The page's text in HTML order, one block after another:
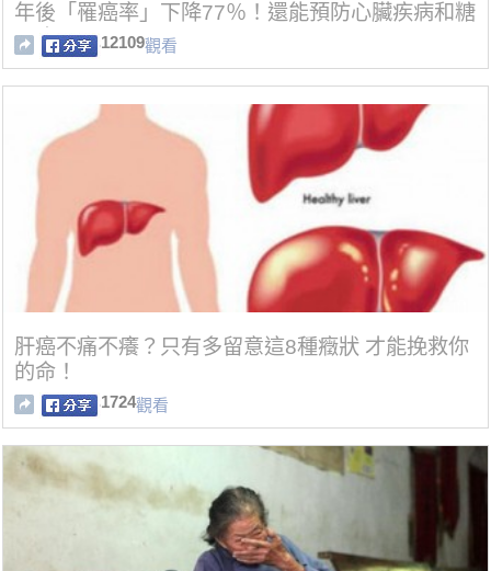
年後「罹癌率」下降77％！還能預防心臟疾病和糖
尿病
12109觀看
肝癌不痛不癢？只有多留意這8種癥狀 才能挽救你
的命！
1724觀看